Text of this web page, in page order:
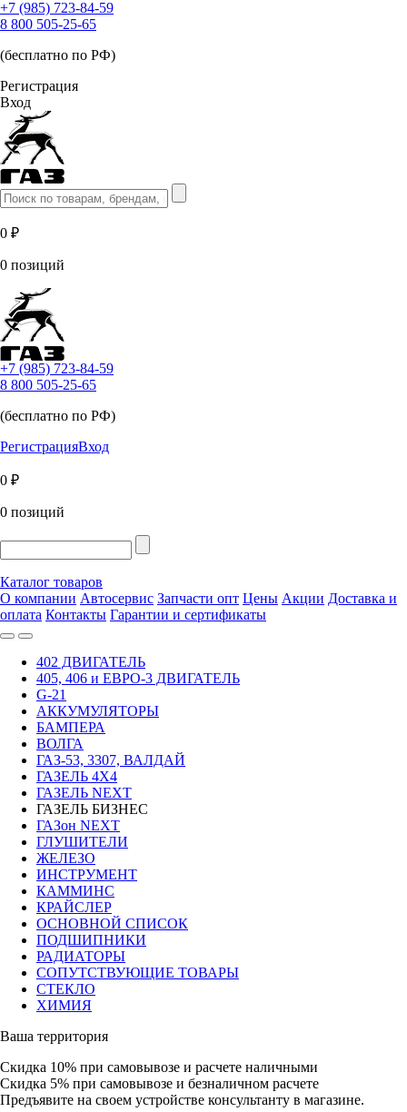
+7 (985) 723-84-59
8 800 505-25-65
(бесплатно по РФ)
Регистрация
Вход
0 ₽
0 позиций
+7 (985) 723-84-59
8 800 505-25-65
(бесплатно по РФ)
РегистрацияВход
0 ₽
0 позиций
Каталог товаров
О компании Автосервис Запчасти опт Цены Акции Доставка и
оплата Контакты Гарантии и сертификаты
402 ДВИГАТЕЛЬ
405, 406 и ЕВРО-3 ДВИГАТЕЛЬ
G-21
АККУМУЛЯТОРЫ
БАМПЕРА
ВОЛГА
ГАЗ-53, 3307, ВАЛДАЙ
ГАЗЕЛЬ 4Х4
ГАЗЕЛЬ NEXT
ГАЗЕЛЬ БИЗНЕС
ГАЗон NEXT
ГЛУШИТЕЛИ
ЖЕЛЕЗО
ИНСТРУМЕНТ
КАММИНС
КРАЙСЛЕР
ОСНОВНОЙ СПИСОК
ПОДШИПНИКИ
РАДИАТОРЫ
СОПУТСТВУЮЩИЕ ТОВАРЫ
СТЕКЛО
ХИМИЯ
Ваша территория
Скидка 10% при самовывозе и расчете наличными
Скидка 5% при самовывозе и безналичном расчете
Предъявите на своем устройстве консультанту в магазине.